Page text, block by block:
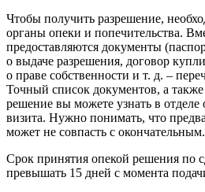
Чтобы получить разрешение,
органы опеки и попечительства.
предоставляются документы
о выдаче разрешения, договор
о праве собственности и т. д. –
Точный список документов, а также
решение вы можете узнать в отделе
визита. Нужно понимать, что
может не совпасть с окончательным.
Срок принятия опекой решения по
превышать 15 дней с момента